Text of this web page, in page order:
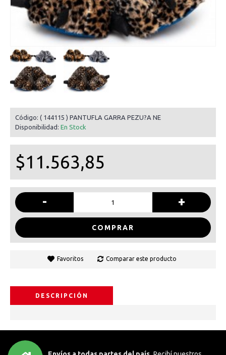
Código: ( 144115 ) PANTUFLA GARRA PEZU?A NE
Disponibilidad: En Stock
$11.563,85
- +
COMPRAR
Favoritos Comparar este producto
DESCRIPCIÓN